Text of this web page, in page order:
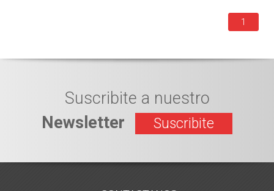
1
Suscribite a nuestro
Newsletter
Suscribite